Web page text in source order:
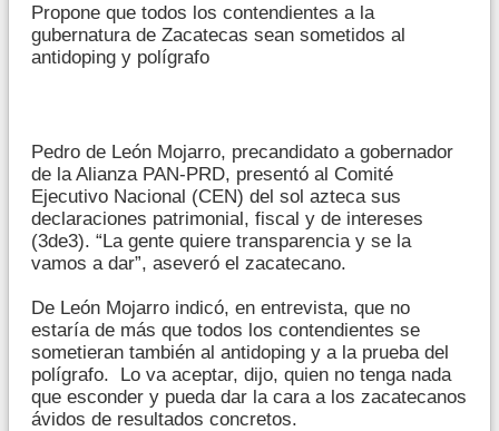
Propone que todos los contendientes a la
gubernatura de Zacatecas sean sometidos al
antidoping y polígrafo
Pedro de León Mojarro, precandidato a gobernador
de la Alianza PAN-PRD, presentó al Comité
Ejecutivo Nacional (CEN) del sol azteca sus
declaraciones patrimonial, fiscal y de intereses
(3de3). “La gente quiere transparencia y se la
vamos a dar”, aseveró el zacatecano.
De León Mojarro indicó, en entrevista, que no
estaría de más que todos los contendientes se
sometieran también al antidoping y a la prueba del
polígrafo. Lo va aceptar, dijo, quien no tenga nada
que esconder y pueda dar la cara a los zacatecanos
ávidos de resultados concretos.